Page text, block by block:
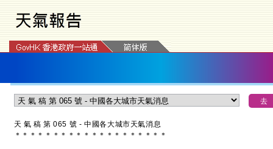
天 氣 稿 第 065 號 - 中國各大城市天氣消息
＊ ＊ ＊ ＊ ＊ ＊ ＊ ＊ ＊ ＊ ＊ ＊ ＊ ＊ ＊ ＊ ＊ ＊ ＊ ＊